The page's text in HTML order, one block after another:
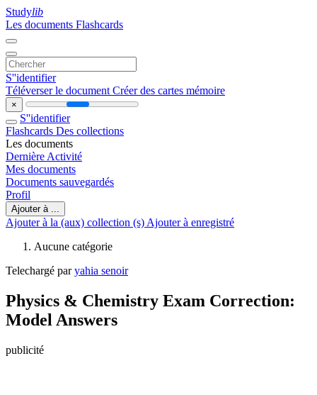
Studylib
Les documents Flashcards
S''identifier
Téléverser le document Créer des cartes mémoire
×
S''identifier
Flashcards Des collections
Les documents
Dernière Activité
Mes documents
Documents sauvegardés
Profil
Ajouter à ...
Ajouter à la (aux) collection (s) Ajouter à enregistré
Aucune catégorie
Telechargé paryahia senoir
Physics & Chemistry Exam Correction:
Model Answers
publicité